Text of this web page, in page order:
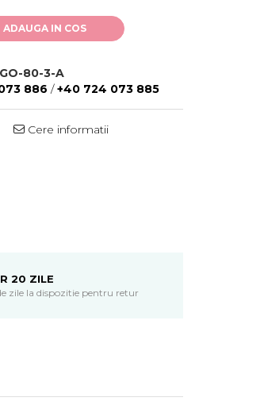
ADAUGA IN COS
GO-80-3-A
886 /+40 724 073 885
Cere informatii
20 ZILE
zile la dispozitie pentru retur